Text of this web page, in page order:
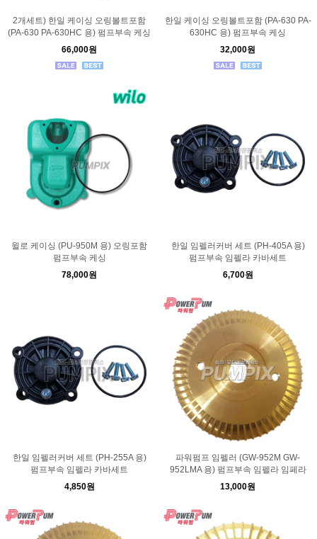
2개세트) 한일 케이싱 오링볼트포함
(PA-630 PA-630HC 용) 펌프부속 케싱
66,000원
한일 케이싱 오링볼트포함 (PA-630 PA-
630HC 용) 펌프부속 케싱
32,000원
윌로 케이싱 (PU-950M 용) 오링포함
펌프부속 케싱
78,000원
한일 임펠러커버 세트 (PH-405A 용)
펌프부속 임펠라 카바세트
6,700원
한일 임펠러커버 세트 (PH-255A 용)
펌프부속 임펠라 카바세트
4,850원
파워펌프 임펠러 (GW-952M GW-
952LMA 용) 펌프부속 임펠라 임페라
13,000원